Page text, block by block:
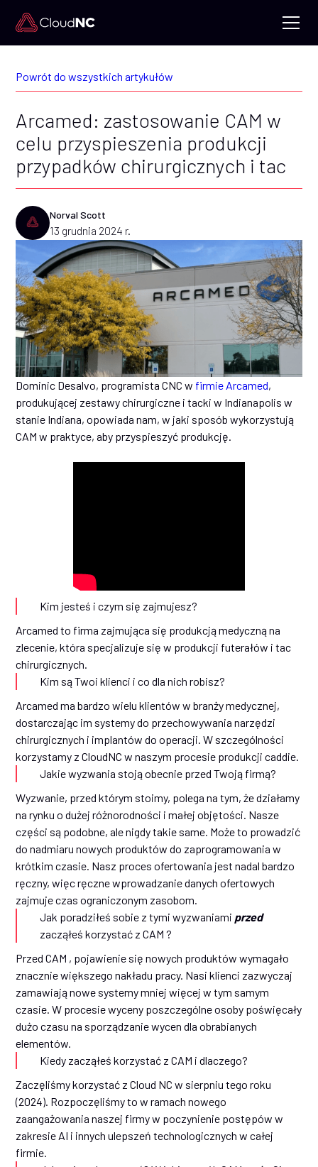
Powrót do wszystkich artykułów
Arcamed: zastosowanie CAM w
celu przyspieszenia produkcji
przypadków chirurgicznych i tac
Norval Scott
13 grudnia 2024 r.
Dominic Desalvo, programista CNC w firmie Arcamed,
produkującej zestawy chirurgiczne i tacki w Indianapolis w
stanie Indiana, opowiada nam, w jaki sposób wykorzystują
CAM w praktyce, aby przyspieszyć produkcję.
Kim jesteś i czym się zajmujesz?
Arcamed to firma zajmująca się produkcją medyczną na
zlecenie, która specjalizuje się w produkcji futerałów i tac
chirurgicznych.
Kim są Twoi klienci i co dla nich robisz?
Arcamed ma bardzo wielu klientów w branży medycznej,
dostarczając im systemy do przechowywania narzędzi
chirurgicznych i implantów do operacji. W szczególności
korzystamy z CloudNC w naszym procesie produkcji caddie.
Jakie wyzwania stoją obecnie przed Twoją firmą?
Wyzwanie, przed którym stoimy, polega na tym, że działamy
na rynku o dużej różnorodności i małej objętości. Nasze
części są podobne, ale nigdy takie same. Może to prowadzić
do nadmiaru nowych produktów do zaprogramowania w
krótkim czasie. Nasz proces ofertowania jest nadal bardzo
ręczny, więc ręczne wprowadzanie danych ofertowych
zajmuje czas ograniczonym zasobom.
Jak poradziłeś sobie z tymi wyzwaniami przed
zacząłeś korzystać z CAM ?
Przed CAM , pojawienie się nowych produktów wymagało
znacznie większego nakładu pracy. Nasi klienci zazwyczaj
zamawiają nowe systemy mniej więcej w tym samym
czasie. W procesie wyceny poszczególne osoby poświęcały
dużo czasu na sporządzanie wycen dla obrabianych
elementów.
Kiedy zacząłeś korzystać z CAM i dlaczego?
Zaczęliśmy korzystać z Cloud NC w sierpniu tego roku
(2024). Rozpoczęliśmy to w ramach nowego
zaangażowania naszej firmy w poczynienie postępów w
zakresie AI i innych ulepszeń technologicznych w całej
firmie.